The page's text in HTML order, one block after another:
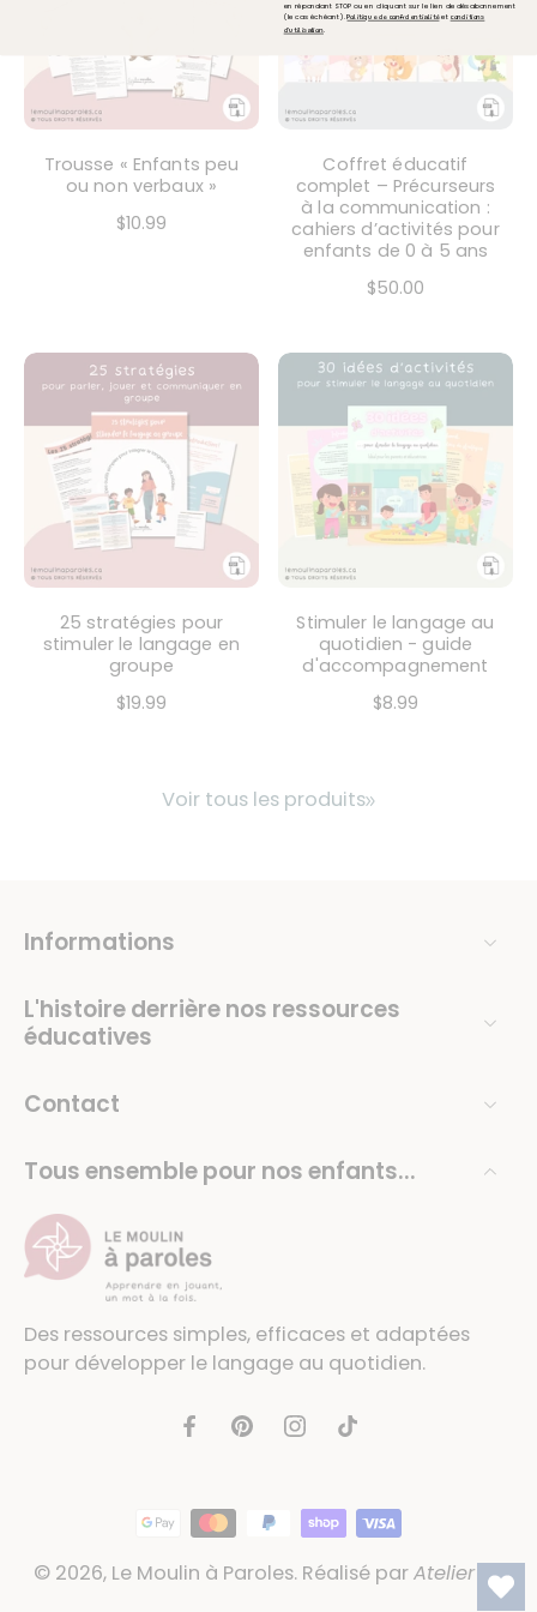
Trousse « Enfants peu
ou non verbaux »
$10.99
Coffret éducatif
complet – Précurseurs
à la communication :
cahiers d’activités pour
enfants de 0 à 5 ans
$50.00
25 stratégies pour
stimuler le langage en
groupe
$19.99
Stimuler le langage au
quotidien - guide
d'accompagnement
$8.99
Voir tous les produits
Informations
L'histoire derrière nos ressources
éducatives
Contact
Tous ensemble pour nos enfants...
Des ressources simples, efficaces et adaptées
pour développer le langage au quotidien.
© 2026, Le Moulin à Paroles. Réalisé parAtelier 54
en répondant STOP ou en cliquant sur le lien de désabonnement
(le cas échéant).Politique de confidentialitéet conditions
d'utilisation.